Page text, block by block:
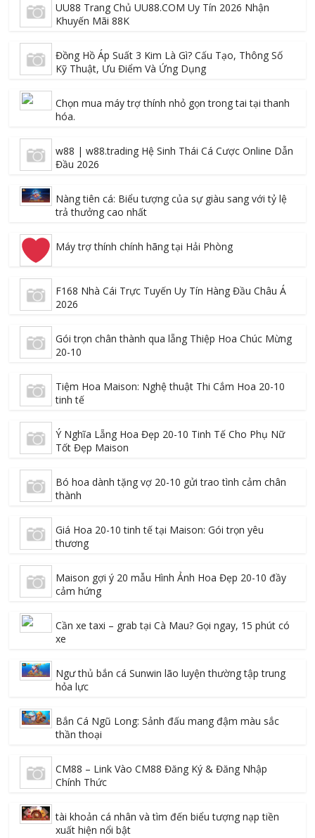
UU88 Trang Chủ UU88.COM Uy Tín 2026 Nhận
Khuyến Mãi 88K
Đồng Hồ Áp Suất 3 Kim Là Gì? Cấu Tạo, Thông Số
Kỹ Thuật, Ưu Điểm Và Ứng Dụng
Chọn mua máy trợ thính nhỏ gọn trong tai tại thanh
hóa.
w88 | w88.trading Hệ Sinh Thái Cá Cược Online Dẫn
Đầu 2026
Nàng tiên cá: Biểu tượng của sự giàu sang với tỷ lệ
trả thưởng cao nhất
Máy trợ thính chính hãng tại Hải Phòng
F168 Nhà Cái Trực Tuyến Uy Tín Hàng Đầu Châu Á
2026
Gói trọn chân thành qua lẵng Thiệp Hoa Chúc Mừng
20-10
Tiệm Hoa Maison: Nghệ thuật Thi Cắm Hoa 20-10
tinh tế
Ý Nghĩa Lẵng Hoa Đẹp 20-10 Tinh Tế Cho Phụ Nữ
Tốt Đẹp Maison
Bó hoa dành tặng vợ 20-10 gửi trao tình cảm chân
thành
Giá Hoa 20-10 tinh tế tại Maison: Gói trọn yêu
thương
Maison gợi ý 20 mẫu Hình Ảnh Hoa Đẹp 20-10 đầy
cảm hứng
Cần xe taxi – grab tại Cà Mau? Gọi ngay, 15 phút có
xe
Ngư thủ bắn cá Sunwin lão luyện thường tập trung
hỏa lực
Bắn Cá Ngũ Long: Sảnh đấu mang đậm màu sắc
thần thoại
CM88 – Link Vào CM88 Đăng Ký & Đăng Nhập
Chính Thức
tài khoản cá nhân và tìm đến biểu tượng nạp tiền
xuất hiện nổi bật